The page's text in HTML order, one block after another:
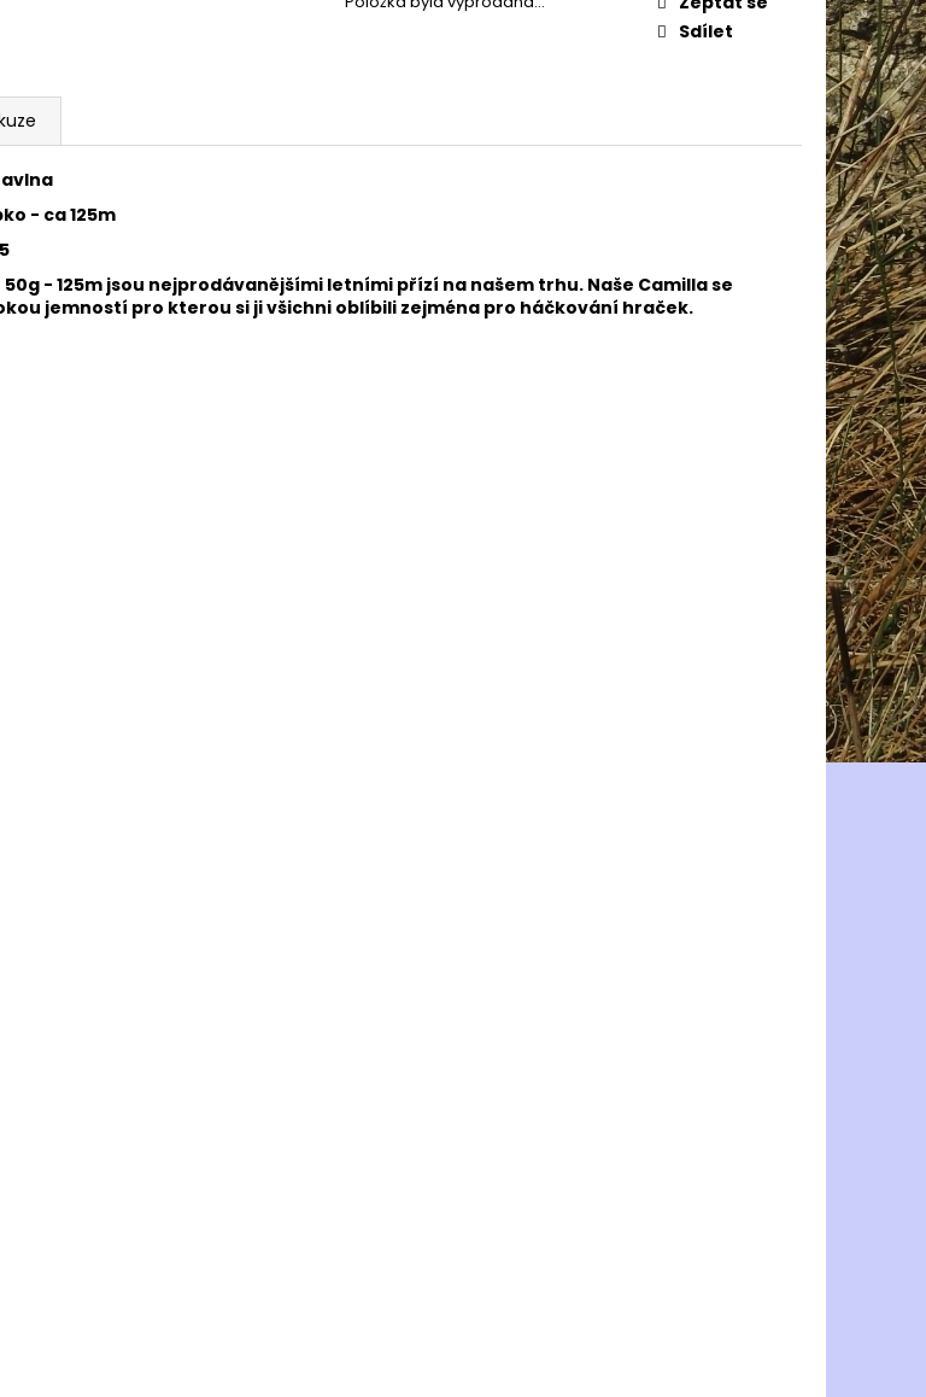
Sdílet
- ca 125m
- 125m jsou nejprodávanějšími letními přízí na našem trhu. Naše Camilla se
jemností pro kterou si ji všichni oblíbili zejména pro háčkování hraček.
YARNART MACRAME COTTON 800